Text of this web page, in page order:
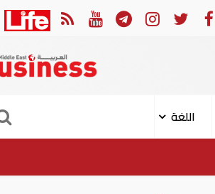
الإيراني على ناقلة "أدنوك" في مضيق هرمز
اللغة